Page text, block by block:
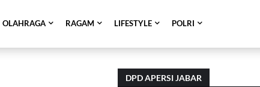
OLAHRAGA RAGAM LIFESTYLE POLRI
DPD APERSI JABAR